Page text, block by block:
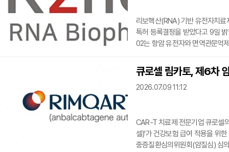
리보핵산(RNA) 기반 유전자치
특허 등록결정을 받았다고 9일
02는 항암 유전자와 면역관문억
으로 항암 유전자를 발현시켜 암
현시켜 항암 면역을 활성화하는
다.이번 특허는 항암유전자
큐로셀 림카토, 제6차
2026.07.09 11:12
CAR-T 치료제 전문기업 큐로셀
셀)'가 건강보험 급여 적용을 위
중증질환심의위원회(암질심) 심